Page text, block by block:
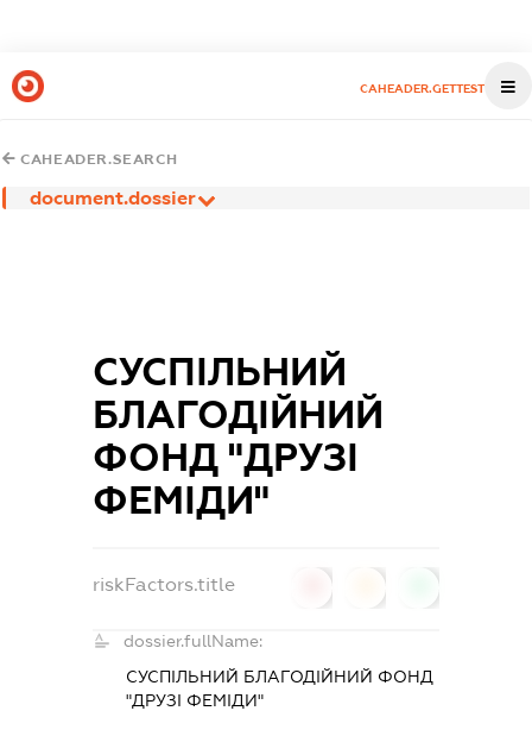
CAHEADER.GETTEST
CAHEADER.SEARCH
document.dossier
СУСПІЛЬНИЙ
БЛАГОДІЙНИЙ
ФОНД "ДРУЗІ
ФЕМІДИ"
riskFactors.title
dossier.fullName:
СУСПІЛЬНИЙ БЛАГОДІЙНИЙ ФОНД
"ДРУЗІ ФЕМІДИ"